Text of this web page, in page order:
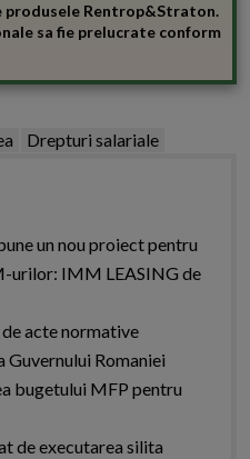
produsele Rentrop&Straton.
sa fie prelucrate conform
Drepturi salariale
un nou proiect pentru
urilor: IMM LEASING de
acte normative
Romaniei
bugetului MFP pentru
de executarea silita